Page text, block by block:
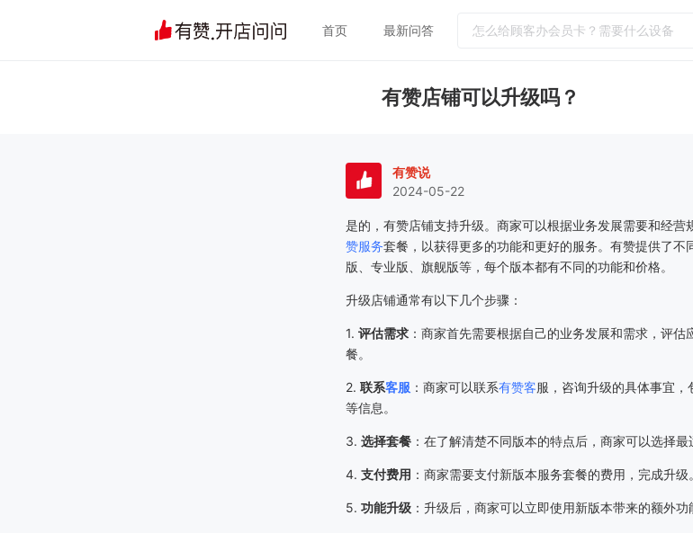
首页 最新问答
门店怎么运营吸引更多客户到店消费
怎么给顾客办会员卡？需要什么设备
有赞店铺可以升级吗？
有赞说
2024-05-22
是的，有赞店铺支持升级。商家可以根据业务发展需要和经营
赞服务套餐，以获得更多的功能和更好的服务。有赞提供了不
版、专业版、旗舰版等，每个版本都有不同的功能和价格。
升级店铺通常有以下几个步骤：
1. 评估需求 ：商家首先需要根据自己的业务发展和需求，评
餐。
2. 联系客服 ：商家可以联系有赞客服，咨询升级的具体事宜
等信息。
3. 选择套餐 ：在了解清楚不同版本的特点后，商家可以选择最
4. 支付费用 ：商家需要支付新版本服务套餐的费用，完成升级。
5. 功能升级 ：升级后，商家可以立即使用新版本带来的额外功